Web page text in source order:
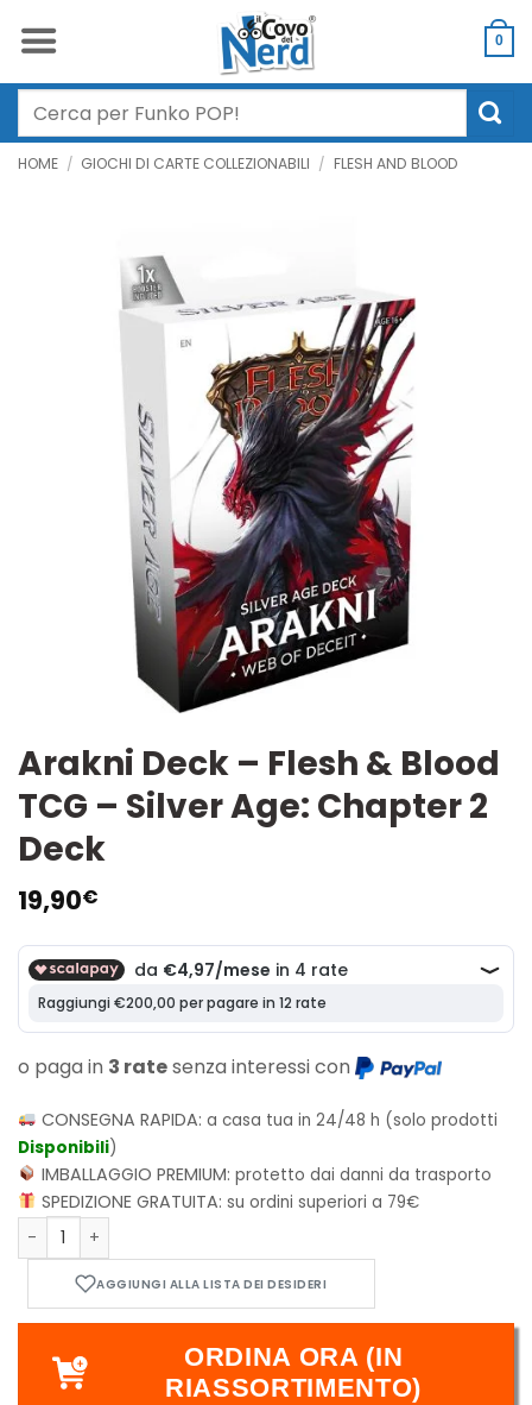
0
Cerca:
HOME / GIOCHI DI CARTE COLLEZIONABILI / FLESH AND BLOOD
Arakni Deck – Flesh & Blood
TCG – Silver Age: Chapter 2
Deck
19,90€
o paga in 3 ratesenza interessi con
CONSEGNA RAPIDA:a casa tua in 24/48 h (solo prodotti
Disponibili)
IMBALLAGGIO PREMIUM:protetto dai danni da trasporto
SPEDIZIONE GRATUITA:su ordini superiori a 79€
Arakni Deck - Flesh & Blood TCG - Silver Age: Chapter 2
ORDINA ORA (IN
RIASSORTIMENTO)